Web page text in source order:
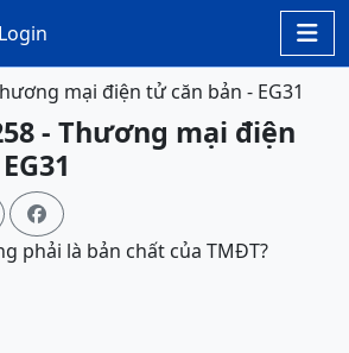

Login
mại điện tử căn bản - EG31
- Thương mại điện

phải là bản chất của TMĐT?